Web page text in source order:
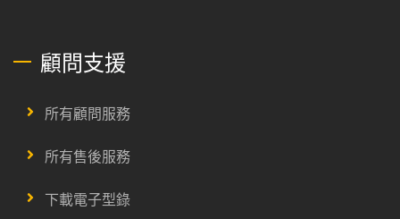
顧問支援
所有顧問服務
所有售後服務
下載電子型錄